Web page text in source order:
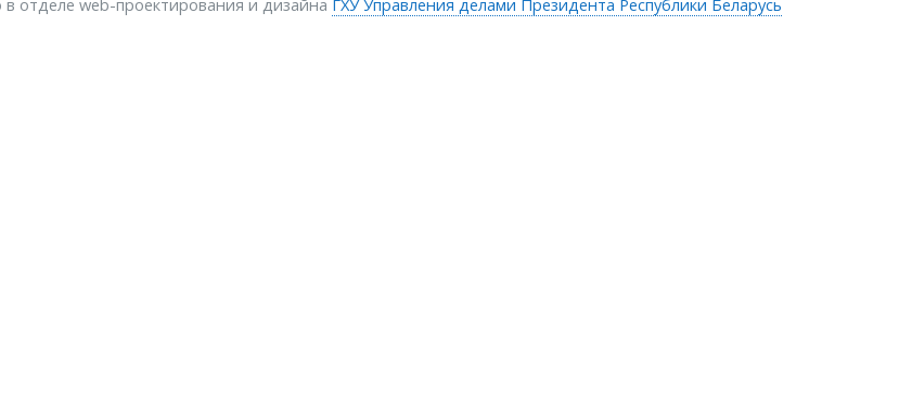
в отделе web-проектирования и дизайна ГХУ Управления делами Президента Республики Беларусь